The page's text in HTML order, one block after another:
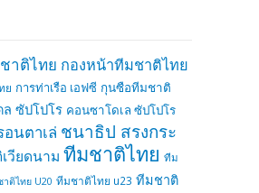
าติไทย กองหน้าทีมชาติไทย
ย การท่าเรือ เอฟซี กุนซือทีมชาติ
ซัปโปโร คอนซาโดเล ซัปโปโร
นตาเล่ ชนาธิป สรงกระ
วียดนาม ทีมชาติไทย ทีม
ติไทย U20 ทีมชาติไทย u23 ทีมชาติ